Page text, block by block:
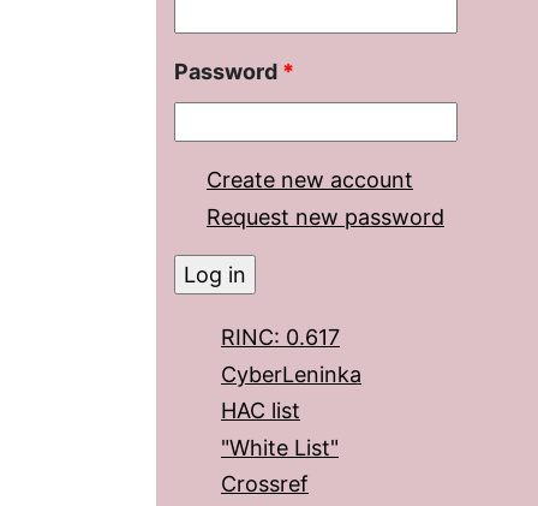
Password *
Create new account
Request new password
RINC: 0.617
CyberLeninka
HAC list
"White List"
Crossref